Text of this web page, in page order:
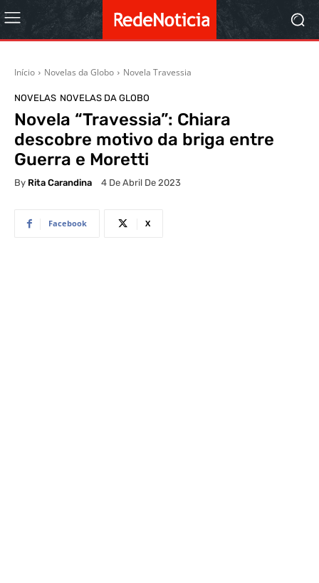
Início Novelas da Globo Novela Travessia
NOVELAS NOVELAS DA GLOBO
Novela “Travessia”: Chiara
descobre motivo da briga entre
Guerra e Moretti
By Rita Carandina 4 De Abril De 2023
Facebook X